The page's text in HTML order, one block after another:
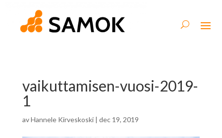
vaikuttamisen-vuosi-2019-
1
avHannele Kirveskoski| dec 19, 2019